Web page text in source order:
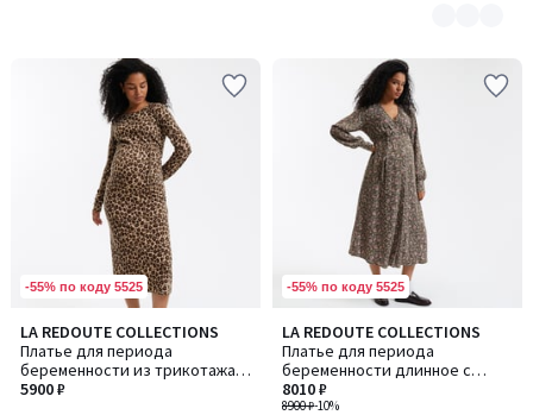
-55% по коду 5525
LA REDOUTE COLLECTIONS
Платье для периода
беременности из трикотажа с
анималистическим принтом
5900 ₽
-55% по коду 5525
LA REDOUTE COLLECTIONS
Платье для периода
беременности длинное с
цветочным принтом
8900 ₽-10%
8010 ₽